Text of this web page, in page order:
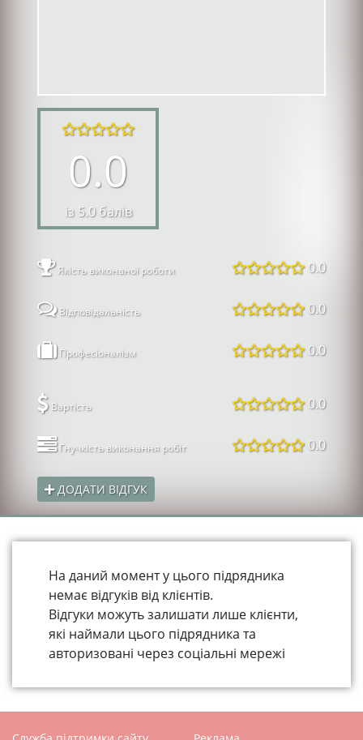
0.0
із 5.0 балів
Якість виконаної роботи 0.0
Відповідальність 0.0
Професіоналізм 0.0
Вартість 0.0
Гнучкість виконання робіт 0.0
ДОДАТИ ВІДГУК
На даний момент у цього підрядника
немає відгуків від клієнтів.
Відгуки можуть залишати лише клієнти,
які наймали цього підрядника та
авторизовані через соціальні мережі